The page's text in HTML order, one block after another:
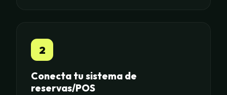
2
Conecta tu sistema de
reservas/POS